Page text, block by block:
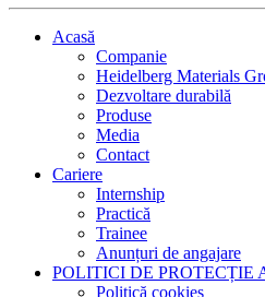
Acasă
Companie
Heidelberg Materials
Dezvoltare durabilă
Produse
Media
Contact
Cariere
Internship
Practică
Trainee
Anunțuri de angajare
POLITICI DE PROTECȚIE
Politică cookies